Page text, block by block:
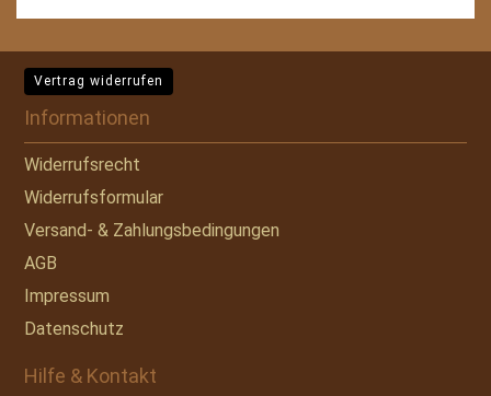
Vertrag widerrufen
Informationen
Widerrufsrecht
Widerrufsformular
Versand- & Zahlungsbedingungen
AGB
Impressum
Datenschutz
Hilfe & Kontakt